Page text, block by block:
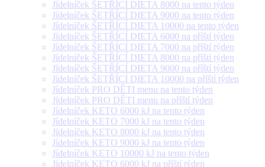
Jídelníček ŠETŘÍCÍ DIETA 8000 na tento týden
Jídelníček ŠETŘÍCÍ DIETA 9000 na tento týden
Jídelníček ŠETŘÍCÍ DIETA 10000 na tento týden
Jídelníček ŠETŘÍCÍ DIETA 6000 na příští týden
Jídelníček ŠETŘÍCÍ DIETA 7000 na příští týden
Jídelníček ŠETŘÍCÍ DIETA 8000 na příští týden
Jídelníček ŠETŘÍCÍ DIETA 9000 na příští týden
Jídelníček ŠETŘÍCÍ DIETA 10000 na příští týden
Jídelníček PRO DĚTI menu na tento týden
Jídelníček PRO DĚTI menu na příští týden
Jídelníček KETO 6000 kJ na tento týden
Jídelníček KETO 7000 kJ na tento týden
Jídelníček KETO 8000 kJ na tento týden
Jídelníček KETO 9000 kJ na tento týden
Jídelníček KETO 10000 kJ na tento týden
Jídelníček KETO 6000 kJ na příští týden